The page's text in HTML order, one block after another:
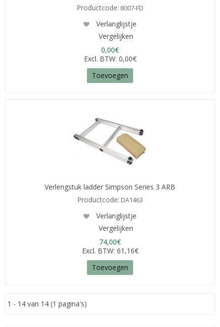
Productcode: 8007-FD
Verlanglijstje
Vergelijken
0,00€
Excl. BTW: 0,00€
Toevoegen
Verlengstuk ladder Simpson Series 3 ARB
Productcode: DA1463
Verlanglijstje
Vergelijken
74,00€
Excl. BTW: 61,16€
Toevoegen
1 - 14 van 14 (1 pagina's)